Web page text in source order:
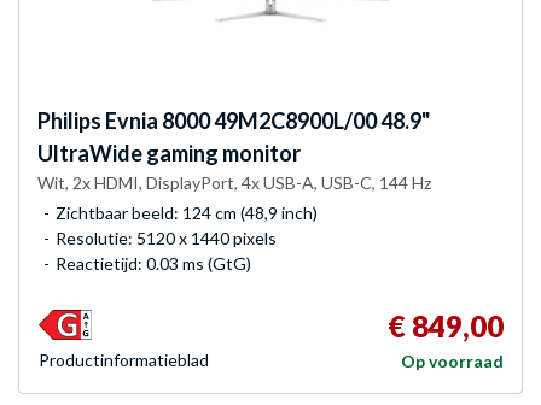
Philips Evnia 8000 49M2C8900L/00 48.9"
UltraWide gaming monitor
Wit, 2x HDMI, DisplayPort, 4x USB-A, USB-C, 144 Hz
Zichtbaar beeld: 124 cm (48,9 inch)
Resolutie: 5120 x 1440 pixels
Reactietijd: 0.03 ms (GtG)
€ 849,00
Op voorraad
Product­informatieblad